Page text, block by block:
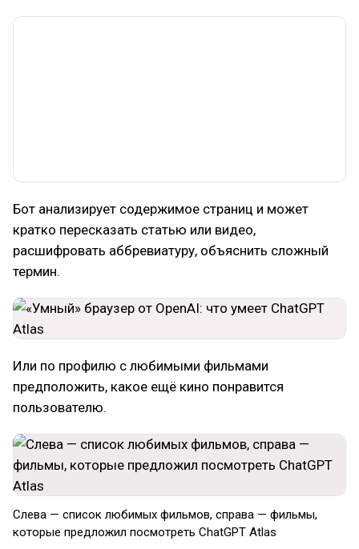
Бот анализирует содержимое страниц и может
кратко пересказать статью или видео,
расшифровать аббревиатуру, объяснить сложный
термин.
Или по профилю с любимыми фильмами
предположить, какое ещё кино понравится
пользователю.
Слева — список любимых фильмов, справа — фильмы,
которые предложил посмотреть ChatGPT Atlas